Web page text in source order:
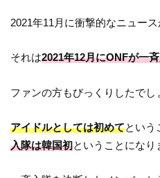
2021年11月に衝撃的なニュー
それは2021年12月にONFが一
ファンの方もびっくりしたでし
アイドルとしては初めてという
入隊は韓国初ということになり